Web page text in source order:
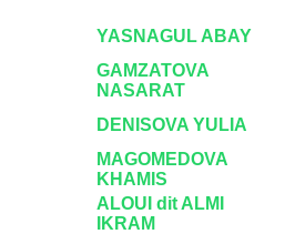
YASNAGUL ABAY
GAMZATOVA
NASARAT
DENISOVA YULIA
MAGOMEDOVA
KHAMIS
ALOUI dit ALMI
IKRAM